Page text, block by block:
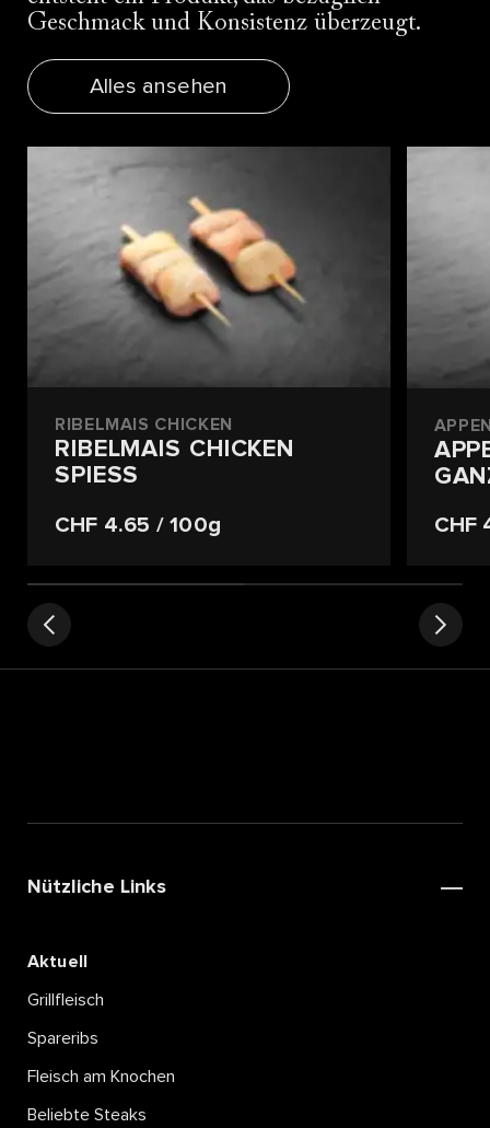
Geschmack und Konsistenz überzeugt.
Alles ansehen
RIBELMAIS CHICKEN
RIBELMAIS CHICKEN
SPIESS
CHF 4.65 / 100g CHF
Nützliche Links
Aktuell
Grillfleisch
Spareribs
Fleisch am Knochen
Beliebte Steaks